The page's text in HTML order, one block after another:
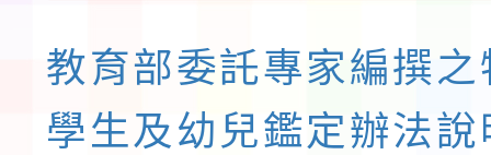
教育部委託專家編撰
學生及幼兒鑑定辦法